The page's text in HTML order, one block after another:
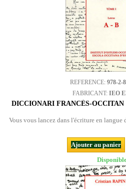
REFERENCE: 978-2-
FABRICANT: IEO
DICCIONARI FRANCÉS-
Vous vous lancez dans l'écriture en langue
Ajouter au panier